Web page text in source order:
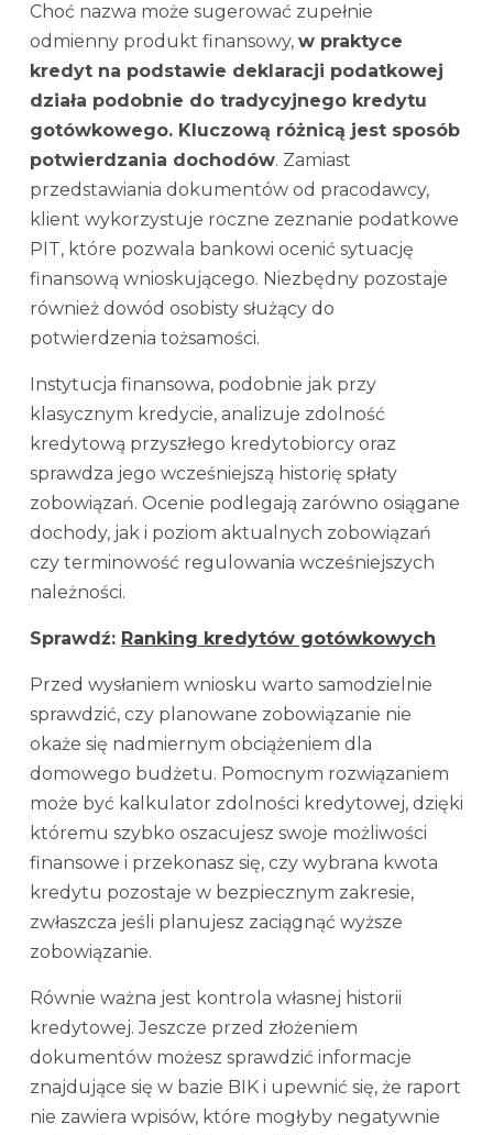
Choć nazwa może sugerować zupełnie
odmienny produkt finansowy, w praktyce
kredyt na podstawie deklaracji podatkowej
działa podobnie do tradycyjnego kredytu
gotówkowego. Kluczową różnicą jest sposób
potwierdzania dochodów. Zamiast
przedstawiania dokumentów od pracodawcy,
klient wykorzystuje roczne zeznanie podatkowe
PIT, które pozwala bankowi ocenić sytuację
finansową wnioskującego. Niezbędny pozostaje
również dowód osobisty służący do
potwierdzenia tożsamości.
Instytucja finansowa, podobnie jak przy
klasycznym kredycie, analizuje zdolność
kredytową przyszłego kredytobiorcy oraz
sprawdza jego wcześniejszą historię spłaty
zobowiązań. Ocenie podlegają zarówno osiągane
dochody, jak i poziom aktualnych zobowiązań
czy terminowość regulowania wcześniejszych
należności.
Sprawdź: Ranking kredytów gotówkowych
Przed wysłaniem wniosku warto samodzielnie
sprawdzić, czy planowane zobowiązanie nie
okaże się nadmiernym obciążeniem dla
domowego budżetu. Pomocnym rozwiązaniem
może być kalkulator zdolności kredytowej, dzięki
któremu szybko oszacujesz swoje możliwości
finansowe i przekonasz się, czy wybrana kwota
kredytu pozostaje w bezpiecznym zakresie,
zwłaszcza jeśli planujesz zaciągnąć wyższe
zobowiązanie.
Równie ważna jest kontrola własnej historii
kredytowej. Jeszcze przed złożeniem
dokumentów możesz sprawdzić informacje
znajdujące się w bazie BIK i upewnić się, że raport
nie zawiera wpisów, które mogłyby negatywnie